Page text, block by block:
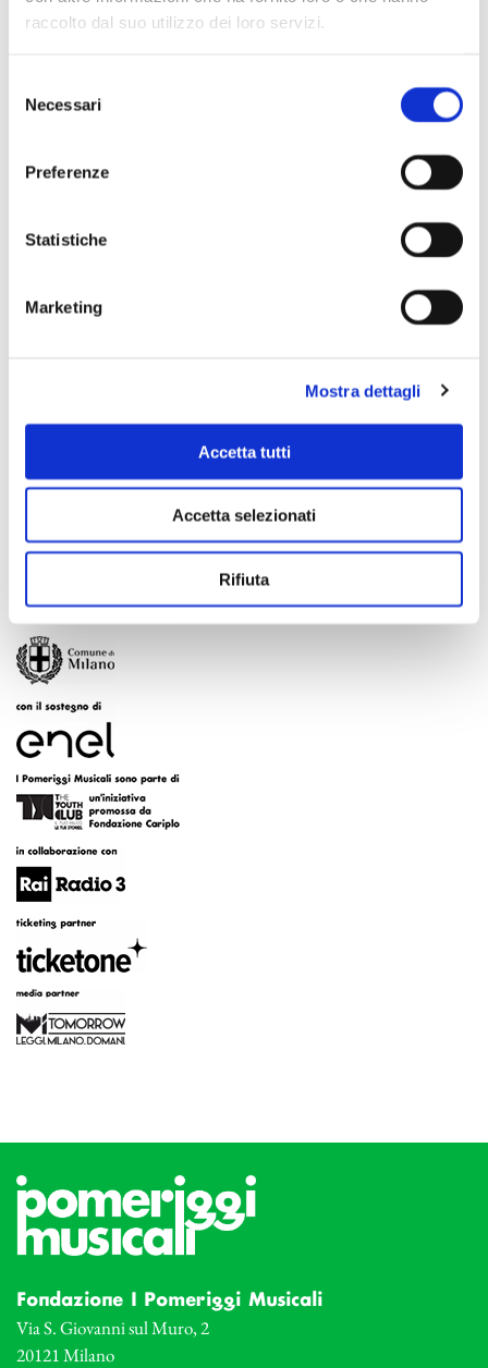
raccolto dal suo utilizzo dei loro servizi.
delNecessari
Preferenze
Statistiche
Marketing
Mostra dettagli
Accetta tutti
Accetta selezionati
Rifiuta
Fondazione I Pomeriggi Musicali
Via S. Giovanni sul Muro, 2
20121 Milano